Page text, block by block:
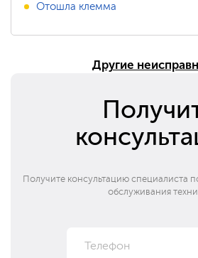
Отошла клемма
Другие
Получите консультацию специалиста
обслуживания